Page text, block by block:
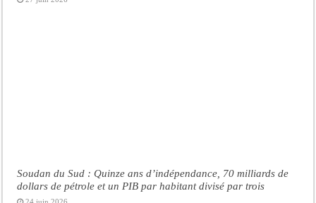
Soudan du Sud : Quinze ans d’indépendance, 70 milliards de
dollars de pétrole et un PIB par habitant divisé par trois